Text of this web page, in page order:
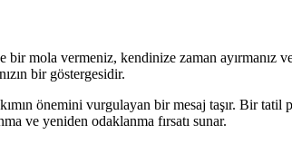
mola vermeniz, kendinize zaman ayırmanız
bir göstergesidir.
önemini vurgulayan bir mesaj taşır. Bir
ve yeniden odaklanma fırsatı sunar.